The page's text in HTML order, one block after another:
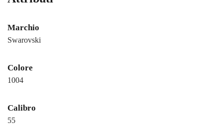
Marchio
Swarovski
Colore
1004
Calibro
55